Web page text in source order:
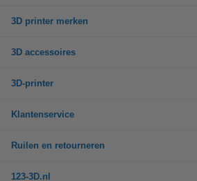
3D printer merken
3D accessoires
3D-printer
Klantenservice
Ruilen en retourneren
123-3D.nl